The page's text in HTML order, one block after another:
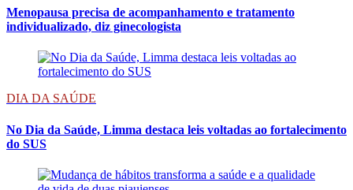
Menopausa precisa de acompanhamento e tratamento
individualizado, diz ginecologista
DIA DA SAÚDE
No Dia da Saúde, Limma destaca leis voltadas ao fortalecimento
do SUS